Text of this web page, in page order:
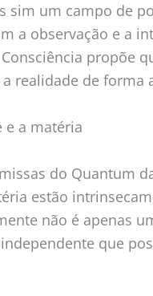
sim um campo de
a observação e a
propõe
realidade de forma
e a matéria
do Quantum
estão
não é apenas
que